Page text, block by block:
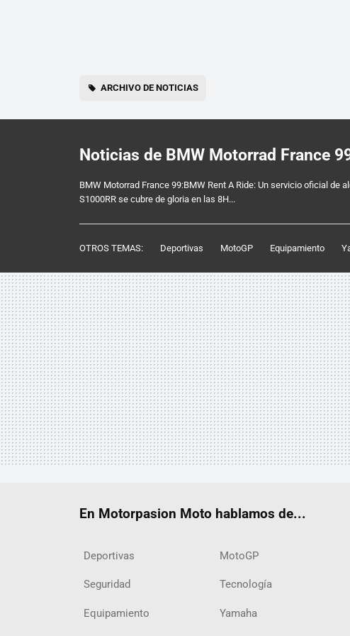
ARCHIVO DE NOTICIAS
Noticias de BMW Motorrad France
BMW Motorrad France 99:BMW Rent A Ride: Un servicio oficial
S1000RR se cubre de gloria en las 8H...
OTROS TEMAS: Deportivas MotoGP Equipamiento
En Motorpasion Moto hablamos de...
Deportivas MotoGP
Seguridad Tecnología
Equipamiento Yamaha